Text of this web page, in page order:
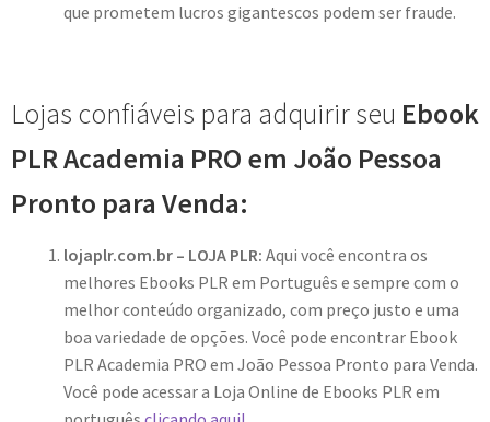
que prometem lucros gigantescos podem ser fraude.
Lojas confiáveis para adquirir seu Ebook
PLR Academia PRO em João Pessoa
Pronto para Venda:
lojaplr.com.br – LOJA PLR: Aqui você encontra os
melhores Ebooks PLR em Português e sempre com o
melhor conteúdo organizado, com preço justo e uma
boa variedade de opções. Você pode encontrar Ebook
PLR Academia PRO em João Pessoa Pronto para Venda.
Você pode acessar a Loja Online de Ebooks PLR em